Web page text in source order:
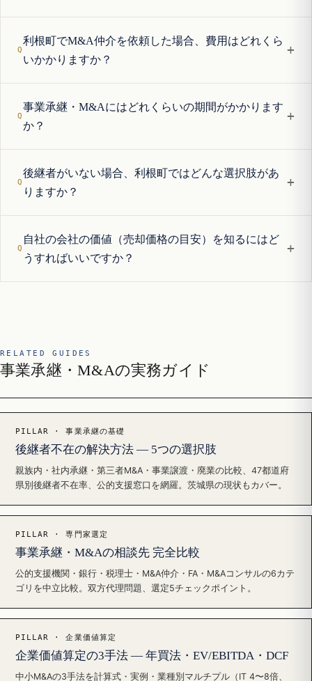
利根町でM&A仲介を依頼した場合、費用はどれくら
いかかりますか？
+
事業承継・M&Aにはどれくらいの期間がかかります
か？
+
後継者がいない場合、利根町ではどんな選択肢があ
りますか？
+
自社の会社の価値（売却価格の目安）を知るにはど
うすればいいですか？
+
RELATED GUIDES
事業承継・M&Aの実務ガイド
PILLAR · 事業承継の基礎
後継者不在の解決方法 — 5つの選択肢
親族内・社内承継・第三者M&A・事業譲渡・廃業の比較、47都道府
県別後継者不在率、公的支援窓口を網羅。茨城県の現状もカバー。
PILLAR · 専門家選定
事業承継・M&Aの相談先 完全比較
公的支援機関・銀行・税理士・M&A仲介・FA・M&Aコンサルの6カテ
ゴリを中立比較。双方代理問題、選定5チェックポイント。
PILLAR · 企業価値算定
企業価値算定の3手法 — 年買法・EV/EBITDA・DCF
中小M&Aの3手法を計算式・実例・業種別マルチプル（IT 4〜8倍、